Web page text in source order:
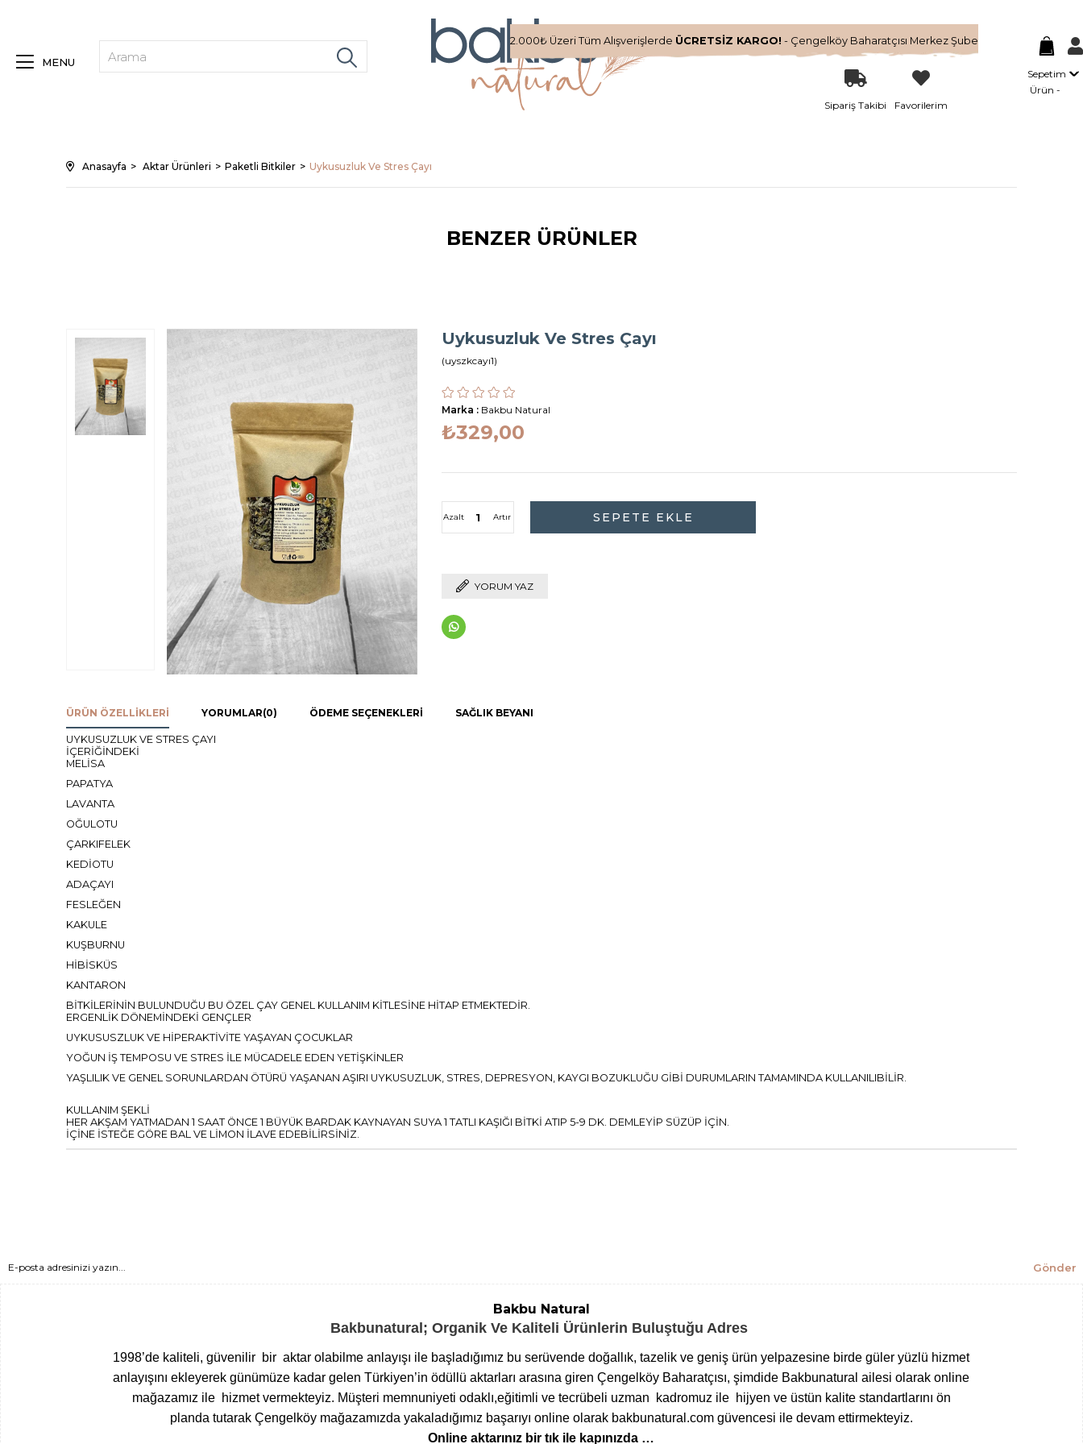
MENU
2.000₺ Üzeri Tüm Alışverişlerde ÜCRETSİZ KARGO! - Çengelköy Baharatçısı Merkez Şube
Sipariş Takibi Favorilerim
Sepetim
Ürün
Anasayfa Aktar Ürünleri Paketli Bitkiler Uykusuzluk Ve Stres Çayı
BENZER ÜRÜNLER
Uykusuzluk Ve Stres Çayı
(uyszkcayı1)
Marka : Bakbu Natural
₺329,00
Artır
Azalt
YORUM YAZ
ÜRÜN ÖZELLIKLERI YORUMLAR(0) ÖDEME SEÇENEKLERI SAĞLIK BEYANI
UYKUSUZLUK VE STRES ÇAYI
İÇERİĞİNDEKİ
MELİSA
PAPATYA
LAVANTA
OĞULOTU
ÇARKIFELEK
KEDİOTU
ADAÇAYI
FESLEĞEN
KAKULE
KUŞBURNU
HİBİSKÜS
KANTARON
BİTKİLERİNİN BULUNDUĞU BU ÖZEL ÇAY GENEL KULLANIM KİTLESİNE HİTAP ETMEKTEDİR.
ERGENLİK DÖNEMİNDEKİ GENÇLER
UYKUSUSZLUK VE HİPERAKTİVİTE YAŞAYAN ÇOCUKLAR
YOĞUN İŞ TEMPOSU VE STRES İLE MÜCADELE EDEN YETİŞKİNLER
YAŞLILIK VE GENEL SORUNLARDAN ÖTÜRÜ YAŞANAN AŞIRI UYKUSUZLUK, STRES, DEPRESYON, KAYGI BOZUKLUĞU GİBİ DURUMLARIN TAMAMINDA KULLANILIBİLİR.
KULLANIM ŞEKLİ
HER AKŞAM YATMADAN 1 SAAT ÖNCE 1 BÜYÜK BARDAK KAYNAYAN SUYA 1 TATLI KAŞIĞI BİTKİ ATIP 5-9 DK. DEMLEYİP SÜZÜP İÇİN.
İÇİNE İSTEĞE GÖRE BAL VE LİMON İLAVE EDEBİLİRSİNİZ.
Gönder
Bakbu Natural
Bakbunatural; Organik Ve Kaliteli Ürünlerin Buluştuğu Adres
1998’de kaliteli, güvenilir bir aktar olabilme anlayışı ile başladığımız bu serüvende doğallık, tazelik ve geniş ürün yelpazesine birde güler yüzlü hizmet
anlayışını ekleyerek günümüze kadar gelen Türkiyen’in ödüllü aktarları arasına giren Çengelköy Baharatçısı, şimdide Bakbunatural ailesi olarak online
mağazamız ile hizmet vermekteyiz. Müşteri memnuniyeti odaklı,eğitimli ve tecrübeli uzman kadromuz ile hijyen ve üstün kalite standartlarını ön
planda tutarak Çengelköy mağazamızda yakaladığımız başarıyı online olarak bakbunatural.com güvencesi ile devam ettirmekteyiz.
Online aktarınız bir tık ile kapınızda …